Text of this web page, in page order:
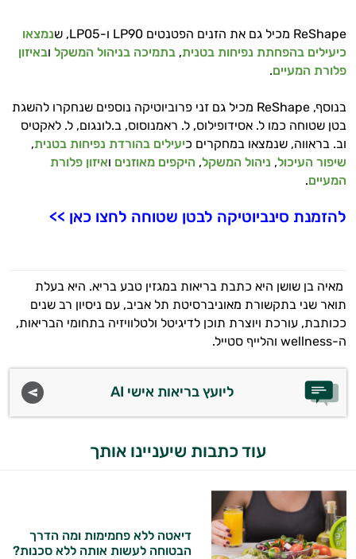
ReShape מכיל גם את הזנים הפטנטים LP90 ו-LP05, ש
נמצאו
כיעילים בהפחתת נפיחות בטנית, בתמיכה בניהול המשקל ובאיזון
פלורת המעיים.
בנוסף, ReShape מכיל גם זני פרוביוטיקה נוספים שנחקרו להשגת
בטן שטוחה כמו ל. אסידופילוס, ל. ראמנוסוס, ב.לונגום, ל. לאקטיס
וב. בראווה, שנמצאו במחקרים כיעילים בהורדת נפיחות בטנית,
שיפור העיכול, ניהול המשקל, היקפים מאוזנים ואיזון פלורת
המעיים.
להזמנת סינביוטיקה לבטן שטוחה לחצו כאן >>
מאיה בן שושן היא כתבת בריאות במגזין טבע בריא. היא בעלת
תואר שני בתקשורת מאוניברסיטת תל אביב, עם ניסיון רב שנים
ככותבת, עורכת ויוצרת תוכן לדיגיטל ולטלוויזיה בתחומי הבריאות,
ה-wellness והלייף סטייל.
ליועץ בריאות אישי AI
עוד כתבות שיעניינו אותך
דיאטה ללא פחמימות ומה הדרך
הבטוחה לעשות אותה ללא סכנות?